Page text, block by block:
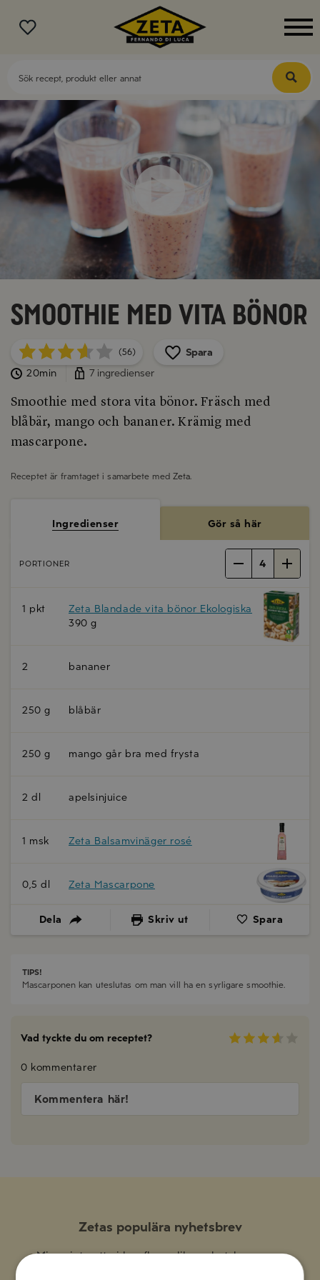
MENY
Smoothie med vita bönor
(56)
Spara
20min
7 ingredienser
Smoothie med stora vita bönor. Fräsch med
blåbär, mango och bananer. Krämig med
mascarpone.
Receptet är framtaget i samarbete med Zeta.
Ingredienser Gör så här
PORTIONER 4
1 pkt
Zeta Blandade vita bönor Ekologiska
390 g
2 bananer
250 g blåbär
250 g mango går bra med frysta
2 dl apelsinjuice
1 msk Zeta Balsamvinäger rosé
0,5 dl Zeta Mascarpone
Dela Skriv ut Spara
TIPS!
Mascarponen kan uteslutas om man vill ha en syrligare smoothie.
Vad tyckte du om receptet?
0 kommentarer
Kommentera här!
Zetas populära nyhetsbrev
Missa inte att vi har flera olika nyhetsbrev som